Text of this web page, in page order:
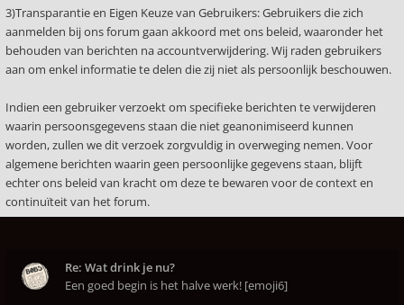
3)Transparantie en Eigen Keuze van Gebruikers: Gebruikers die zich
aanmelden bij ons forum gaan akkoord met ons beleid, waaronder het
behouden van berichten na accountverwijdering. Wij raden gebruikers
aan om enkel informatie te delen die zij niet als persoonlijk beschouwen.
Indien een gebruiker verzoekt om specifieke berichten te verwijderen
waarin persoonsgegevens staan die niet geanonimiseerd kunnen
worden, zullen we dit verzoek zorgvuldig in overweging nemen. Voor
algemene berichten waarin geen persoonlijke gegevens staan, blijft
echter ons beleid van kracht om deze te bewaren voor de context en
continuïteit van het forum.
Re: Wat drink je nu?
Een goed begin is het halve werk! [emoji6]